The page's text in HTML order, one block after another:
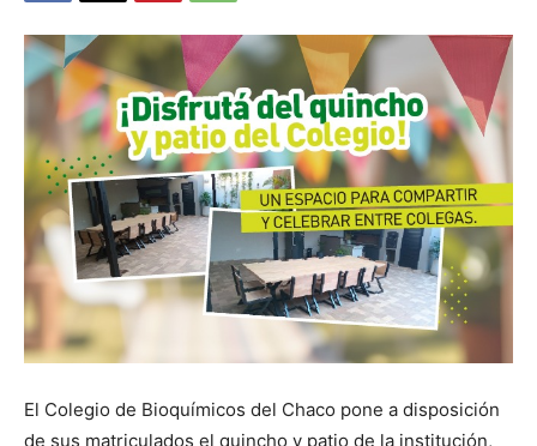
El Colegio de Bioquímicos del Chaco pone a disposición
de sus matriculados el quincho y patio de la institución,